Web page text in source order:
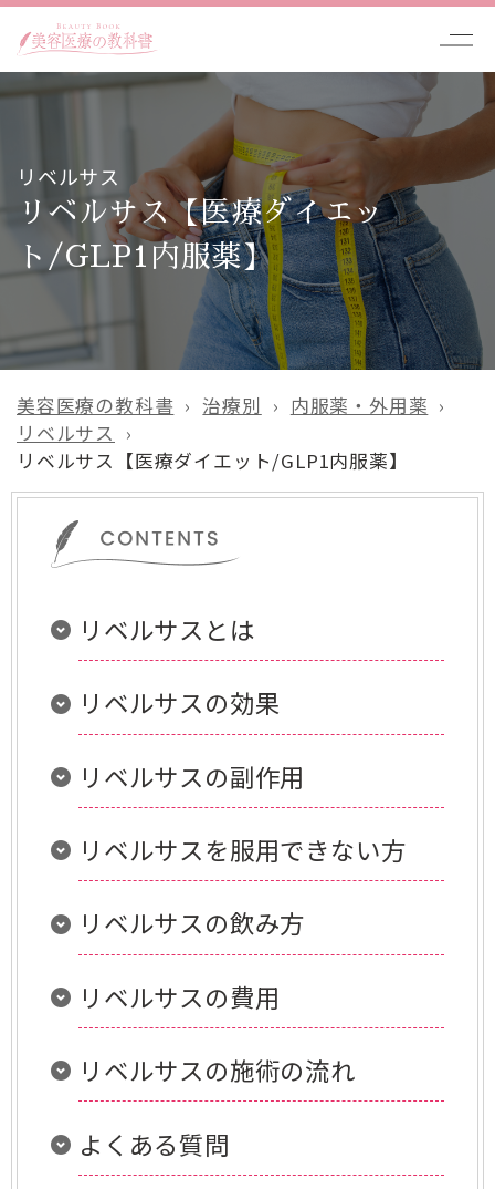
リベルサス
リベルサス【医療ダイエッ
ト/GLP1内服薬】
美容医療の教科書 治療別
内服薬・外用薬
リベルサス
リベルサス【医療ダイエット/GLP1内服薬】
リベルサスとは
リベルサスの効果
リベルサスの副作用
リベルサスを服用できない方
リベルサスの飲み方
リベルサスの費用
リベルサスの施術の流れ
よくある質問